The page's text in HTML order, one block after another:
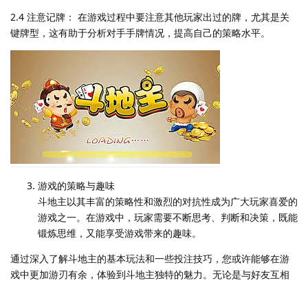
2.4 注意记牌： 在游戏过程中要注意其他玩家出过的牌，尤其是关
键牌型，这有助于分析对手手牌情况，提高自己的策略水平。
游戏的策略与趣味
斗地主以其丰富的策略性和激烈的对抗性成为广大玩家喜爱的
游戏之一。在游戏中，玩家需要不断思考、判断和决策，既能
锻炼思维，又能享受游戏带来的趣味。
通过深入了解斗地主的基本玩法和一些投注技巧，您或许能够在游
戏中更加游刃有余，体验到斗地主独特的魅力。无论是与好友互相